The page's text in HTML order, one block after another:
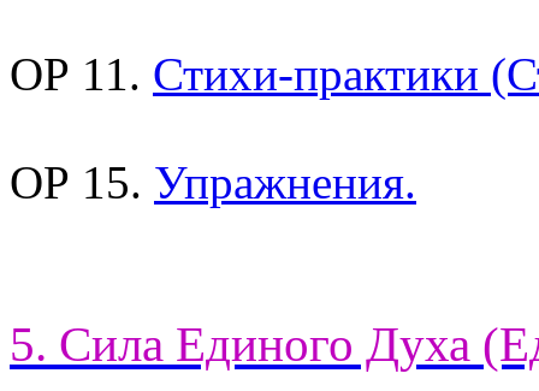
ОР 11. Стихи-практики
ОР 15. Упражнения.
5. Сила Единого Духа